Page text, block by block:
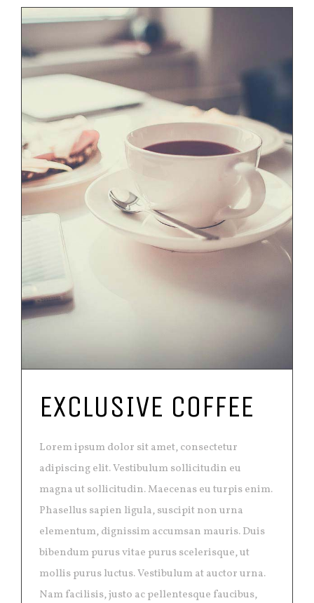
EXCLUSIVE COFFEE
Lorem ipsum dolor sit amet, consectetur
adipiscing elit. Vestibulum sollicitudin eu
magna ut sollicitudin. Maecenas eu turpis enim.
Phasellus sapien ligula, suscipit non urna
elementum, dignissim accumsan mauris. Duis
bibendum purus vitae purus scelerisque, ut
mollis purus luctus. Vestibulum at auctor urna.
Nam facilisis, justo ac pellentesque faucibus,